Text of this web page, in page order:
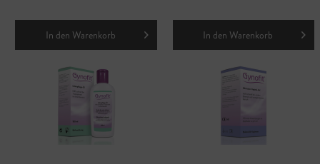
In den Warenkorb In den Warenkorb